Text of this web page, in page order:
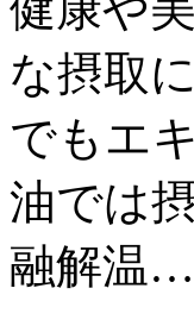
な摂取
でもエ
油では
融解温…